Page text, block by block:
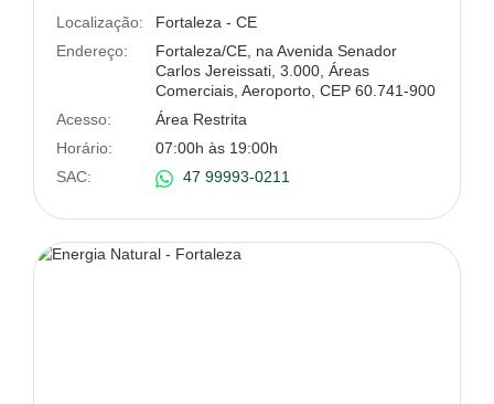
Localização:
Fortaleza - CE
Endereço:
Fortaleza/CE, na Avenida Senador
Carlos Jereissati, 3.000, Áreas
Comerciais, Aeroporto, CEP 60.741-900
Acesso:
Área Restrita
Horário:
07:00h às 19:00h
SAC:
47 99993-0211